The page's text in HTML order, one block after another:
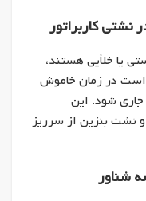
کاربراتور
یا خلأیی هستند،
است در زمان خاموش
جاری شود. این
نشت بنزین از سرریز
شناور